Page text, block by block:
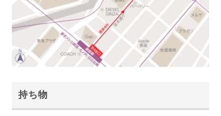
持ち物